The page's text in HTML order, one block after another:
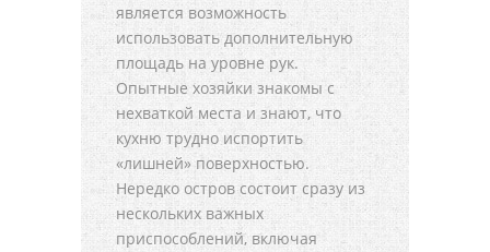
является возможность
использовать дополнительную
площадь на уровне рук.
Опытные хозяйки знакомы с
нехваткой места и знают, что
кухню трудно испортить
«лишней» поверхностью.
Нередко остров состоит сразу из
нескольких важных
приспособлений, включая